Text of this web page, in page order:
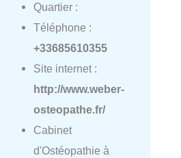
Quartier :
Téléphone :
+33685610355
Site internet :
http://www.weber-
osteopathe.fr/
Cabinet
d'Ostéopathie à